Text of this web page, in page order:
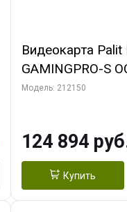
Видеокарта Palit
GAMINGPRO-S
256bit 3xDP
Модель: 212150
124 894
Купить